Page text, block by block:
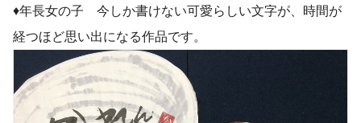
♦︎年長女の子 今しか書けない可愛らしい文字が、時間が
経つほど思い出になる作品です。